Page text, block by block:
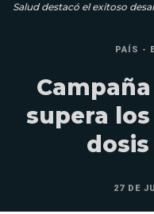
Salud destacó el exitoso
PAÍS -
supera
27 DE